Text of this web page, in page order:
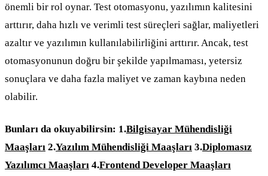
önemli bir rol oynar. Test otomasyonu, yazılımın kalitesini
arttırır, daha hızlı ve verimli test süreçleri sağlar, maliyetleri
azaltır ve yazılımın kullanılabilirliğini arttırır. Ancak, test
otomasyonunun doğru bir şekilde yapılmaması, yetersiz
sonuçlara ve daha fazla maliyet ve zaman kaybına neden
olabilir.
Bunları da okuyabilirsin: 1.Bilgisayar Mühendisliği
Maaşları 2.Yazılım Mühendisliği Maaşları 3.Diplomasız
Yazılımcı Maaşları 4.Frontend Developer Maaşları